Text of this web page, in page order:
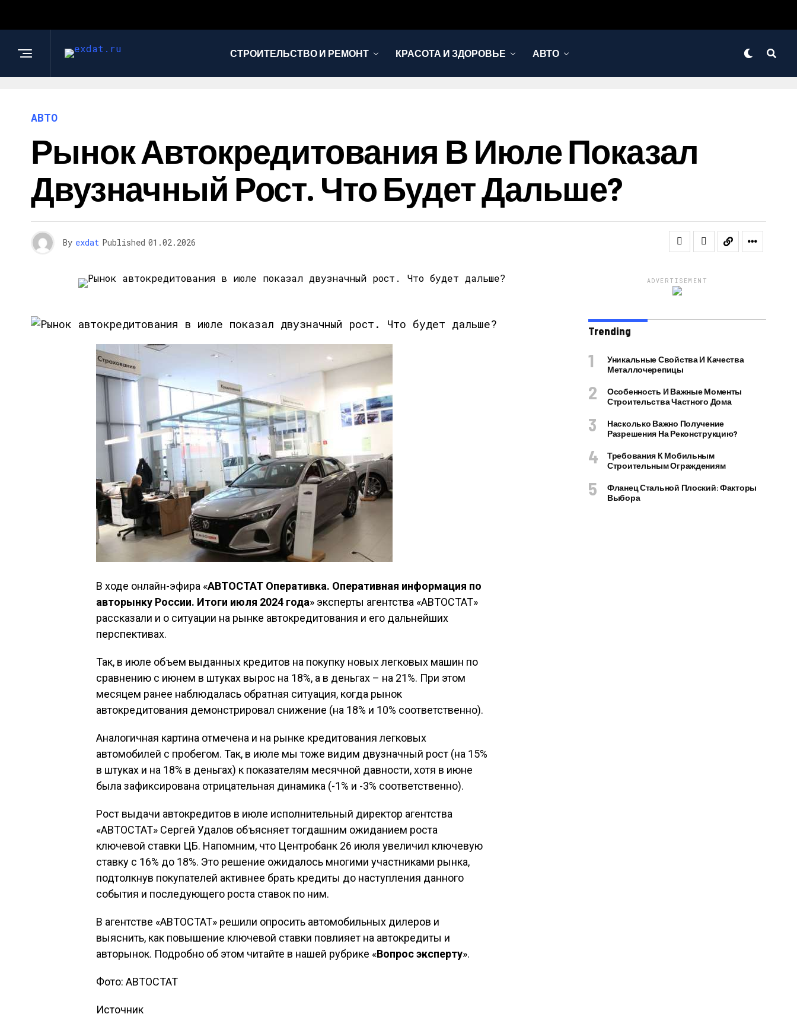
СТРОИТЕЛЬСТВО И РЕМОНТ КРАСОТА И ЗДОРОВЬЕ АВТО
АВТО
Рынок Автокредитования В Июле Показал
Двузначный Рост. Что Будет Дальше?
By exdat Published 01.02.2026
В ходе онлайн-эфира «АВТОСТАТ Оперативка. Оперативная информация по
авторынку России. Итоги июля 2024 года» эксперты агентства «АВТОСТАТ»
рассказали и о ситуации на рынке автокредитования и его дальнейших
перспективах.
Так, в июле объем выданных кредитов на покупку новых легковых машин по
сравнению с июнем в штуках вырос на 18%, а в деньгах – на 21%. При этом
месяцем ранее наблюдалась обратная ситуация, когда рынок
автокредитования демонстрировал снижение (на 18% и 10% соответственно).
Аналогичная картина отмечена и на рынке кредитования легковых
автомобилей с пробегом. Так, в июле мы тоже видим двузначный рост (на 15%
в штуках и на 18% в деньгах) к показателям месячной давности, хотя в июне
была зафиксирована отрицательная динамика (-1% и -3% соответственно).
Рост выдачи автокредитов в июле исполнительный директор агентства
«АВТОСТАТ» Сергей Удалов объясняет тогдашним ожиданием роста
ключевой ставки ЦБ. Напомним, что Центробанк 26 июля увеличил ключевую
ставку с 16% до 18%. Это решение ожидалось многими участниками рынка,
подтолкнув покупателей активнее брать кредиты до наступления данного
события и последующего роста ставок по ним.
В агентстве «АВТОСТАТ» решили опросить автомобильных дилеров и
выяснить, как повышение ключевой ставки повлияет на автокредиты и
авторынок. Подробно об этом читайте в нашей рубрике «Вопрос эксперту».
Фото: АВТОСТАТ
Источник
ADVERTISEMENT
Trending
Уникальные Свойства И Качества
Металлочерепицы
Особенность И Важные Моменты
Строительства Частного Дома
Насколько Важно Получение
Разрешения На Реконструкцию?
Требования К Мобильным
Строительным Ограждениям
Фланец Стальной Плоский: Факторы
Выбора